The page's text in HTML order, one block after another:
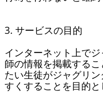
3. サービスの目的
インターネット上で
師の情報を掲載する
たい生徒がジャグリ
すくすることを目的と